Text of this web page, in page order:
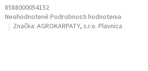
8588000054152
Priemerné
hodnotenie
Neohodnotené Podrobnosti hodnotenia
Značka: AGROKARPATY, s.r.o. Plavnica